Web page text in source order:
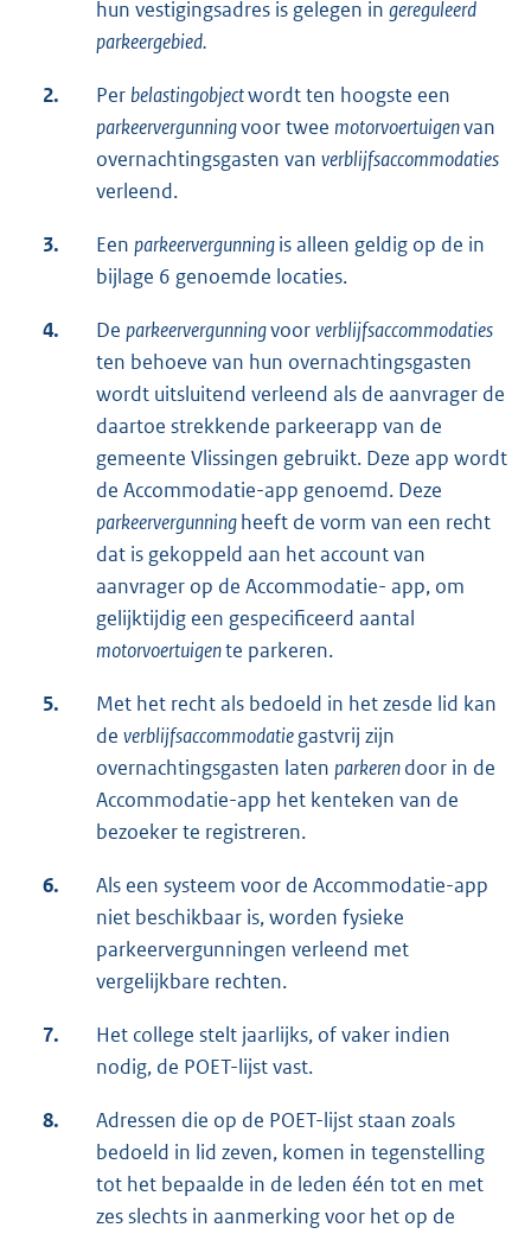
hun vestigingsadres is gelegen in gereguleerd
parkeergebied.
2. Perbelastingobjectwordt ten hoogste een
parkeervergunningvoor twee motorvoertuigenvan
overnachtingsgasten van verblijfsaccommodaties
verleend.
3. Een parkeervergunningis alleen geldig op de in
bijlage 6 genoemde locaties.
4. De parkeervergunningvoorverblijfsaccommodaties
ten behoeve van hun overnachtingsgasten
wordt uitsluitend verleend als de aanvrager de
daartoe strekkende parkeerapp van de
gemeente Vlissingen gebruikt. Deze app wordt
de Accommodatie-app genoemd. Deze
parkeervergunningheeft de vorm van een recht
dat is gekoppeld aan het account van
aanvrager op de Accommodatie- app, om
gelijktijdig een gespecificeerd aantal
motorvoertuigente parkeren.
5.
Met het recht als bedoeld in het zesde lid kan
de verblijfsaccommodatiegastvrij zijn
overnachtingsgasten laten parkerendoor in de
Accommodatie-app het kenteken van de
bezoeker te registreren.
6.
Als een systeem voor de Accommodatie-app
niet beschikbaar is, worden fysieke
parkeervergunningen verleend met
vergelijkbare rechten.
7.
Het college stelt jaarlijks, of vaker indien
nodig, de POET-lijst vast.
8.
Adressen die op de POET-lijst staan zoals
bedoeld in lid zeven, komen in tegenstelling
tot het bepaalde in de leden één tot en met
zes slechts in aanmerking voor het op de